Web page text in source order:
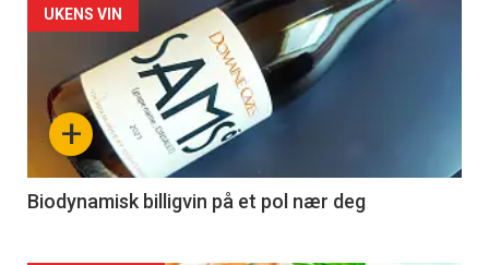
Forsiden
akkurat
nå
4
+
UKENS VIN
Biodynamisk billigvin på et pol nær deg